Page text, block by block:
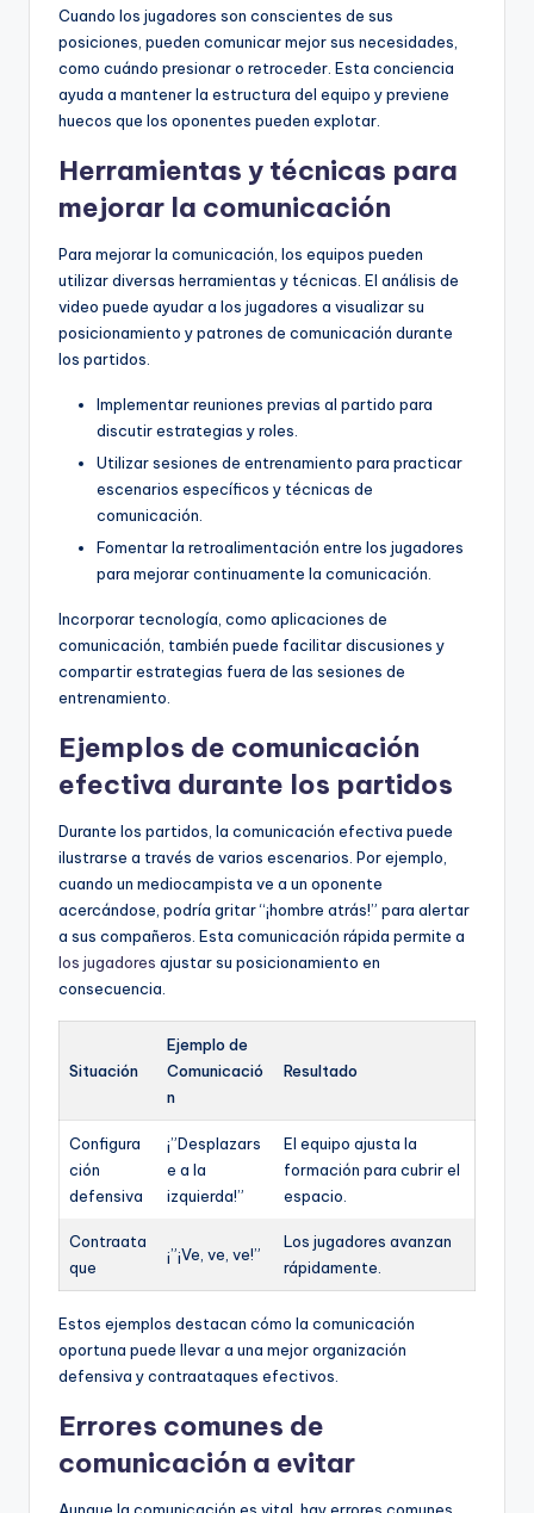
Cuando los jugadores son conscientes de sus
posiciones, pueden comunicar mejor sus necesidades,
como cuándo presionar o retroceder. Esta conciencia
ayuda a mantener la estructura del equipo y previene
huecos que los oponentes pueden explotar.
Herramientas y técnicas para
mejorar la comunicación
Para mejorar la comunicación, los equipos pueden
utilizar diversas herramientas y técnicas. El análisis de
video puede ayudar a los jugadores a visualizar su
posicionamiento y patrones de comunicación durante
los partidos.
Implementar reuniones previas al partido para
discutir estrategias y roles.
Utilizar sesiones de entrenamiento para practicar
escenarios específicos y técnicas de
comunicación.
Fomentar la retroalimentación entre los jugadores
para mejorar continuamente la comunicación.
Incorporar tecnología, como aplicaciones de
comunicación, también puede facilitar discusiones y
compartir estrategias fuera de las sesiones de
entrenamiento.
Ejemplos de comunicación
efectiva durante los partidos
Durante los partidos, la comunicación efectiva puede
ilustrarse a través de varios escenarios. Por ejemplo,
cuando un mediocampista ve a un oponente
acercándose, podría gritar “¡hombre atrás!” para alertar
a sus compañeros. Esta comunicación rápida permite a
los jugadores ajustar su posicionamiento en
consecuencia.
Situación
Ejemplo de
Comunicació
n
Resultado
Configura
ción
defensiva
¡”Desplazars
e a la
izquierda!”
El equipo ajusta la
formación para cubrir el
espacio.
Contraata
que
¡”¡Ve, ve, ve!”
Los jugadores avanzan
rápidamente.
Estos ejemplos destacan cómo la comunicación
oportuna puede llevar a una mejor organización
defensiva y contraataques efectivos.
Errores comunes de
comunicación a evitar